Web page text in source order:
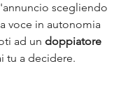
scegliendo
voce in autonomia
ad un doppiatore
tu a decidere.